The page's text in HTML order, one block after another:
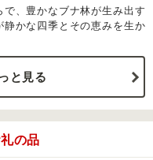
、豊かなブナ林が生み出す
かな四季とその恵みを生か
と見る
の品